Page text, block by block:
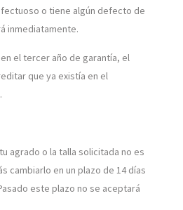
o tiene algún defecto de
inmediatamente.
el tercer año de garantía, el
que ya existía en el
agrado o la talla solicitada no es
cambiarlo en un plazo de 14 días
este plazo no se aceptará